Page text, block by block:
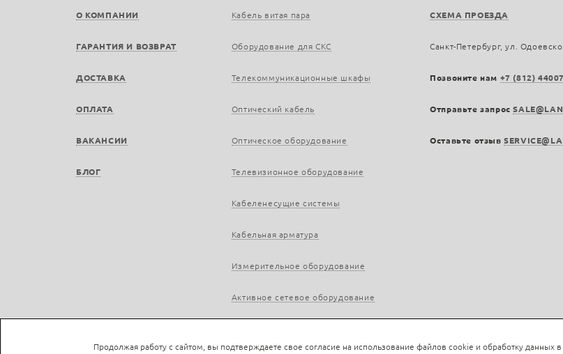
О КОМПАНИИ
ГАРАНТИЯ И ВОЗВРАТ
ДОСТАВКА
ОПЛАТА
ВАКАНСИИ
БЛОГ
Кабель витая пара
Оборудование для СКС
Телекоммуникационные шкафы
Оптический кабель
Оптическое оборудование
Телевизионное оборудование
Кабеленесущие системы
Кабельная арматура
Измерительное оборудование
Активное сетевое оборудование
СХЕМА ПРОЕЗДА
Санкт-Петербург, ул.
Позвоните нам +7 (812)
Отправьте запрос
Оставьте отзыв
Продолжая работу с сайтом, вы подтверждаете свое согласие на использование файлов cookie и обработку данных в